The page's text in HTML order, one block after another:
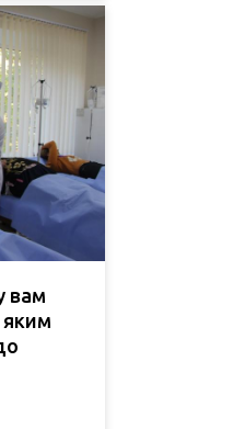
вам
яким